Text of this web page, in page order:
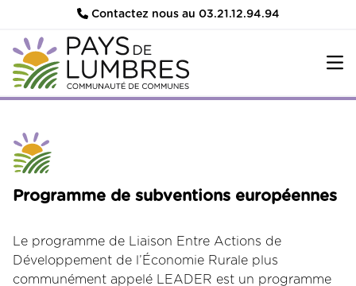
Contactez nous au 03.21.12.94.94
Programme de subventions européennes
Le programme de Liaison Entre Actions de
Développement de l’Économie Rurale plus
communément appelé LEADER est un programme